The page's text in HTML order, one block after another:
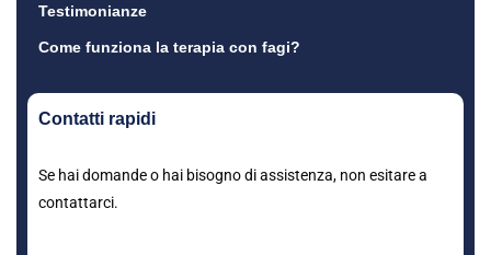
Testimonianze
Come funziona la terapia con fagi?
Contatti rapidi
Se hai domande o hai bisogno di assistenza, non esitare a
contattarci.